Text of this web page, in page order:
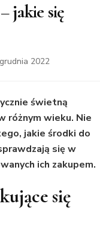
jakie się
2022
świetną
różnym wieku. Nie
jakie środki do
się w
ich zakupem.
się